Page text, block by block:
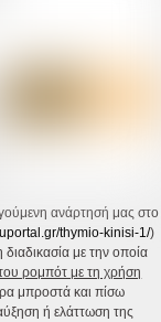
ανάρτησή μας στο
thymio-kinisi-1/)
με την οποία
ρομπότ με τη χρήση
μπροστά και πίσω
ή ελάττωση της